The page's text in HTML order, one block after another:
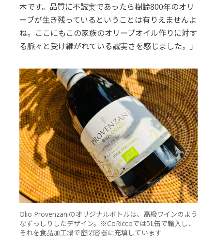
木です。品質に不誠実であったら樹齢800年のオリ
ーブが生き残っているということは有りえませんよ
ね。ここにもこの家族のオリーブオイル作りに対す
る脈々と受け継がれている誠実さを感じました。」
Olio Provenzaniのオリジナルボトルは、高級ワインのよう
なずっしりしたデザイン。※CoRiccoでは5L缶で輸入し、
それを食品加工場で密閉容器に充填しています